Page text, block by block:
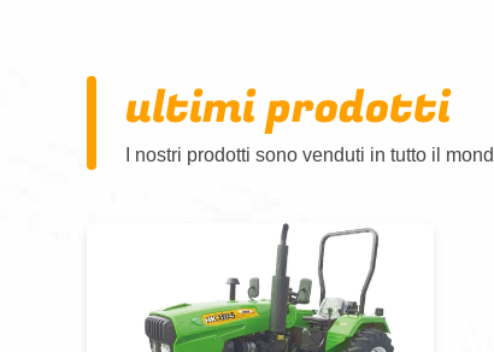
ultimi prodotti
I nostri prodotti sono venduti in tutto il